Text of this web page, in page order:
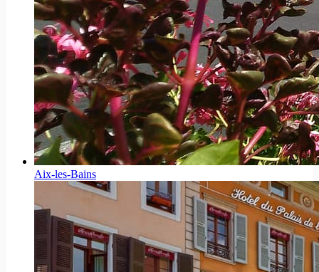
Aix-les-Bains